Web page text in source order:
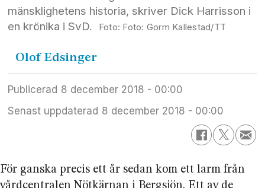
mänsklighetens historia, skriver Dick Harrisson i
en krönika i SvD.
Foto: Gorm Kallestad/TT
Olof Edsinger
Publicerad
8 december 2018 - 00:00
Senast uppdaterad
8 december 2018 - 00:00
För ganska precis ett år sedan kom ett larm från
vårdcentralen Nötkärnan i Bergsjön. Ett av de